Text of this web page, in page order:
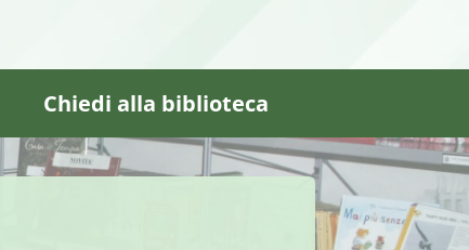
Chiedi alla biblioteca